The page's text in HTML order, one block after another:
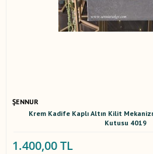
ŞENNUR
Krem Kadife Kaplı Altın Kilit
Kutusu 4019
1.400,00 TL